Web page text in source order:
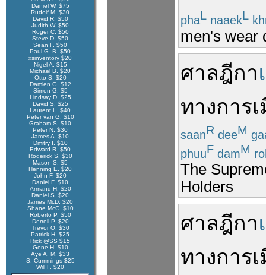
Daniel W. $75
Rudolf M. $30
David R. $50
Judith W. $50
Roger C. $50
Steve D. $50
Sean F. $50
Paul G. B. $50
xsinventory $20
Nigel A. $15
Michael B. $20
Otto S. $20
Damien G. $12
Simon G. $5
Lindsay D. $25
David S. $25
Laurent L. $40
Peter van G. $10
Graham S. $10
Peter N. $30
James A. $10
Dmitry I. $10
Edward R. $50
Roderick S. $30
Mason S. $5
Henning E. $20
John F. $20
Daniel F. $10
Armand H. $20
Daniel S. $20
James McD. $20
Shane McC. $10
Roberto P. $50
Derrell P. $20
Trevor O. $30
Patrick H. $25
Rick @SS $15
Gene H. $10
Aye A. M. $33
S. Cummings $25
Will F. $20
phaL naaekL
men's wear
ศาลฎีกา
ทางการ
saanR deeM
phuuF damM
The
Holders
ศาลฎีกา
ทางการ